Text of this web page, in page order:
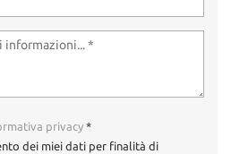
privacy *
dei miei dati per finalità di